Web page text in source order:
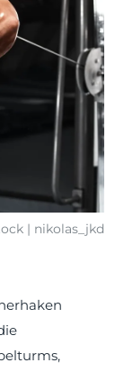
| nikolas_jkd